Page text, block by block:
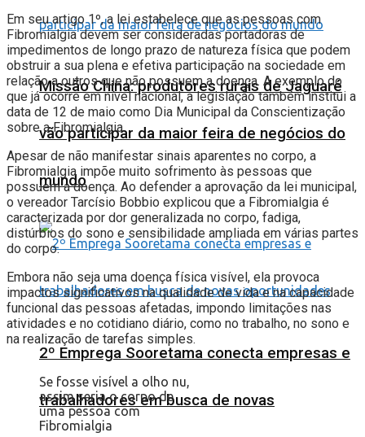
Missão China: produtores rurais de Jaguaré
vão participar da maior feira de negócios do
mundo
2º Emprega Sooretama conecta empresas e
trabalhadores em busca de novas
Em seu artigo 1º, a lei estabelece que as pessoas com
Fibromialgia devem ser consideradas portadoras de
impedimentos de longo prazo de natureza física que podem
obstruir a sua plena e efetiva participação na sociedade em
relação a outros que não possuem a doença. A exemplo do
que já ocorre em nível nacional, a legislação também institui a
data de 12 de maio como Dia Municipal da Conscientização
sobre a Fibromialgia.
Apesar de não manifestar sinais aparentes no corpo, a
Fibromialgia impõe muito sofrimento às pessoas que
possuem a doença. Ao defender a aprovação da lei municipal,
o vereador Tarcísio Bobbio explicou que a Fibromialgia é
caracterizada por dor generalizada no corpo, fadiga,
distúrbios do sono e sensibilidade ampliada em várias partes
do corpo.
Embora não seja uma doença física visível, ela provoca
impactos significativos na qualidade de vida e na capacidade
funcional das pessoas afetadas, impondo limitações nas
atividades e no cotidiano diário, como no trabalho, no sono e
na realização de tarefas simples.
Se fosse visível a olho nu,
assim seria o corpo de
uma pessoa com
Fibromialgia